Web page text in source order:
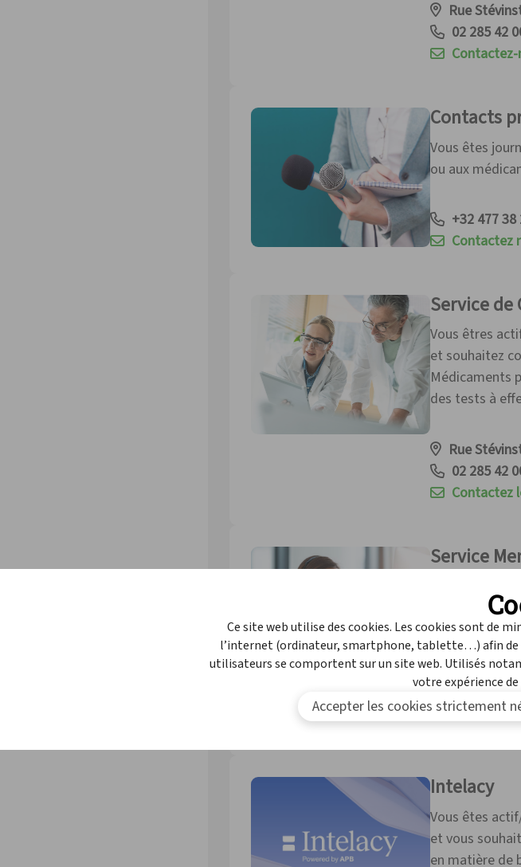
Rue
02 285 42
Contacts
Vous êtes
ou aux
+32 477 38
Contactez
Service de
Vous êtres
et souhaitez
Médicaments
des tests à
Rue
02 285 42
Contactez
Service
avantages ?
pouvez le
12h30.
02 285 42
Contactez
Intelacy
Vous êtes
et vous
en matière de
Ce site web utilise des cookies. Les cookies sont de
l’internet (ordinateur, smartphone, tablette…) afin
utilisateurs se comportent sur un site web. Utilisés
votre expérience
Accepter les cookies strictement